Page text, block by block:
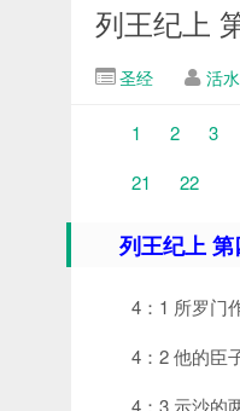
列王纪上
圣经 活
1 2 3
21
22
列王纪上
4：1 所罗门
4：2 他的臣
4：3 示沙的